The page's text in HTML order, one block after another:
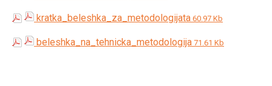
kratka_beleshka_za_metodologijata 60.97 Kb
beleshka_na_tehnicka_metodologija 71.61 Kb